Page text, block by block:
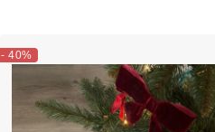
- 40%